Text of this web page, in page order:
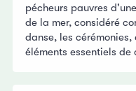
pécheurs pauvres
de la mer, considéré
danse, les
éléments essentiels de